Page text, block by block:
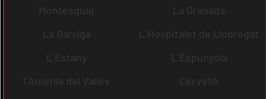
Montesquiu
La Granada
La Garriga
L´Hospitalet de Llobregat
L´Estany
L´Espunyola
l´Ametlla del Vallès
Cervelló